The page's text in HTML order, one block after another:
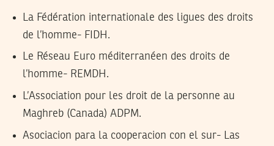
La Fédération internationale des ligues des droits
de l’homme- FIDH.
Le Réseau Euro méditerranéen des droits de
l’homme- REMDH.
L’Association pour les droit de la personne au
Maghreb (Canada) ADPM.
Asociacion para la cooperacion con el sur- Las